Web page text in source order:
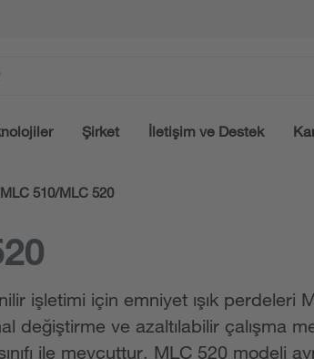
Şirket İletişim ve Destek
MLC 510/MLC 520
işletimi için emniyet ışık
değiştirme ve azaltılabilir çalışma
ile mevcuttur. MLC 520 modeli